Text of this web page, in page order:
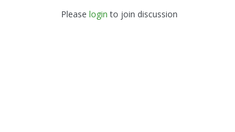
Please login to join discussion